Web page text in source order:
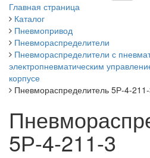
Главная страница
Каталог
Пневмопривод
Пневмораспределители
Пневмораспределители с
электропневматическим
корпусе
Пневмораспределитель 5Р-4-
5Р-4-211-3